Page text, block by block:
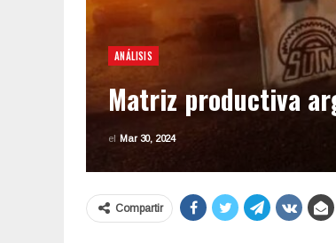
ANÁLISIS
Matriz productiva
el Mar 30, 2024
Compartir